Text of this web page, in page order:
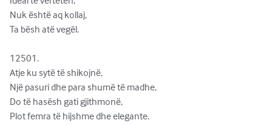
Nuk është aq kollaj,
Ta bësh atë vegël.
12501.
Atje ku sytë të shikojnë,
Një pasuri dhe para shumë të madhe,
Do të hasësh gati gjithmonë,
Plot femra të hijshme dhe elegante.